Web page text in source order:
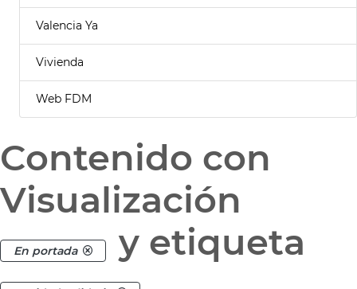
Valencia Ya
Vivienda
Web FDM
Contenido con
Visualización
En portada y etiqueta